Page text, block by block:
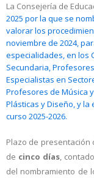
La Consejería de
2025 por la que se
valorar los
noviembre de 2024,
especialidades, en los
Secundaria,
Especialistas en
Profesores de Música
Plásticas y Diseño, y
curso 2025-2026.
Plazo de presentación
de cinco días,
del nombramiento de